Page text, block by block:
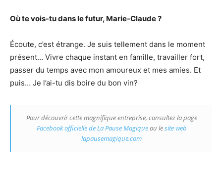
Où te vois-tu dans le futur, Marie-Claude ?
Écoute, c’est étrange. Je suis tellement dans le moment
présent… Vivre chaque instant en famille, travailler fort,
passer du temps avec mon amoureux et mes amies. Et
puis… Je l’ai-tu dis boire du bon vin?
Pour découvrir cette magnifique entreprise, consultez la page
Facebook officielle de La Pause Magiqueou lesite web
lapausemagique.com